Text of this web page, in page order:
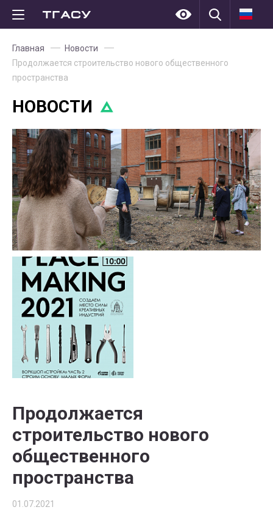
Главная
Новости
Продолжается строительство нового общественного
пространства
НОВОСТИ
Продолжается
строительство нового
общественного
пространства
01.07.2021